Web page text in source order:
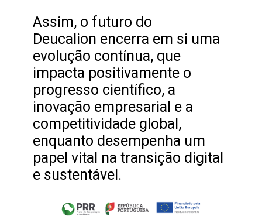
Assim, o futuro do
Deucalion encerra em si uma
evolução contínua, que
impacta positivamente o
progresso científico, a
inovação empresarial e a
competitividade global,
enquanto desempenha um
papel vital na transição digital
e sustentável.